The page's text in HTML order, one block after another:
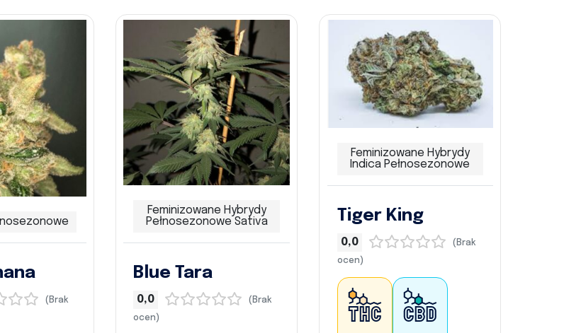
(Brak
Feminizowane Hybrydy
Pełnosezonowe Sativa
Blue Tara
0,0
(Brak
ocen)
Feminizowane Hybrydy
Indica Pełnosezonowe
Tiger King
0,0
(Brak
ocen)